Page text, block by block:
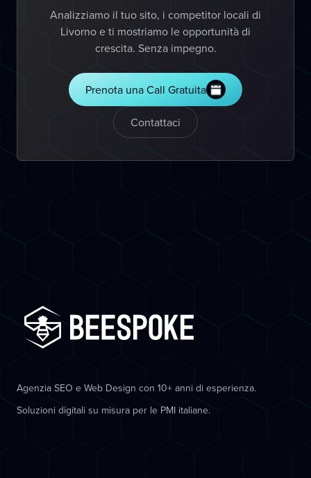
Analizziamo il tuo sito, i competitor locali di
Livorno e ti mostriamo le opportunità di
crescita. Senza impegno.
Prenota una Call Gratuita
Contattaci
Agenzia SEO e Web Design con 10+ anni di esperienza.
Soluzioni digitali su misura per le PMI italiane.